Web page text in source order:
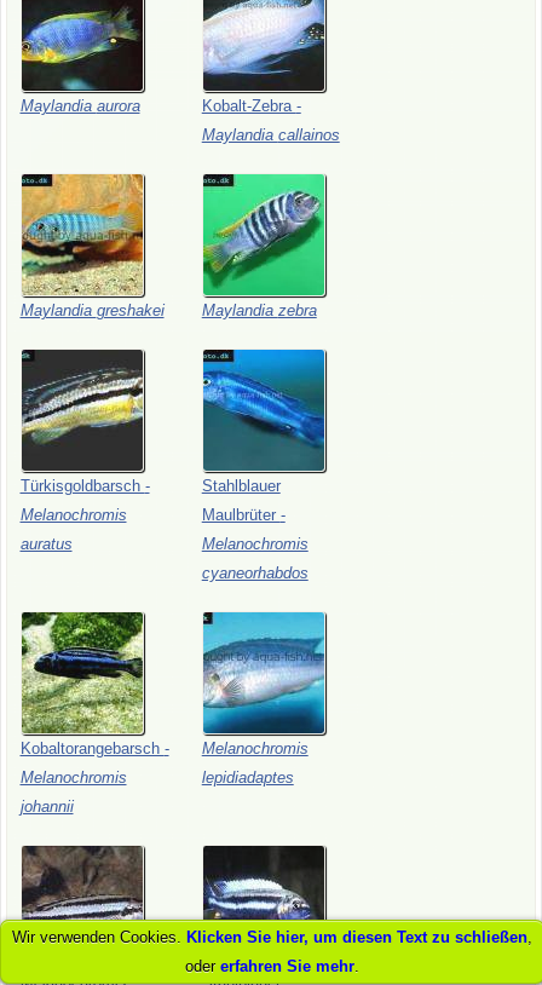
Maylandia aurora Kobalt-Zebra -
Maylandia callainos
Maylandia greshakei Maylandia zebra
Türkisgoldbarsch -
Melanochromis
auratus
Stahlblauer
Maulbrüter -
Melanochromis
cyaneorhabdos
Kobaltorangebarsch -
Melanochromis
johannii
Melanochromis
lepidiadaptes
Wir verwenden Cookies. Klicken Sie hier, um diesen Text zu schließen
oder erfahren Sie mehr